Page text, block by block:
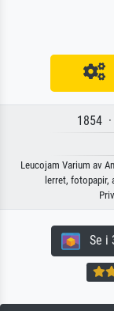
1854
Leucojam Varium av
lerret, fotopapir,
Se i